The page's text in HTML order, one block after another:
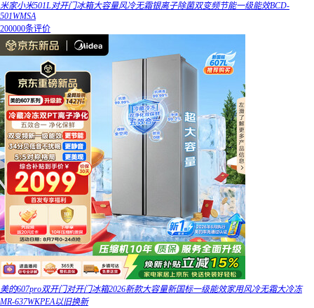
米家小米501L对开门冰箱大容量风冷无霜银离子除菌双变频节能一级能效BCD-
501WMSA
200000条评价
美的607pro双开门对开门冰箱2026新款大容量新国标一级能效家用风冷无霜大冷冻
MR-637WKPEA以旧换新